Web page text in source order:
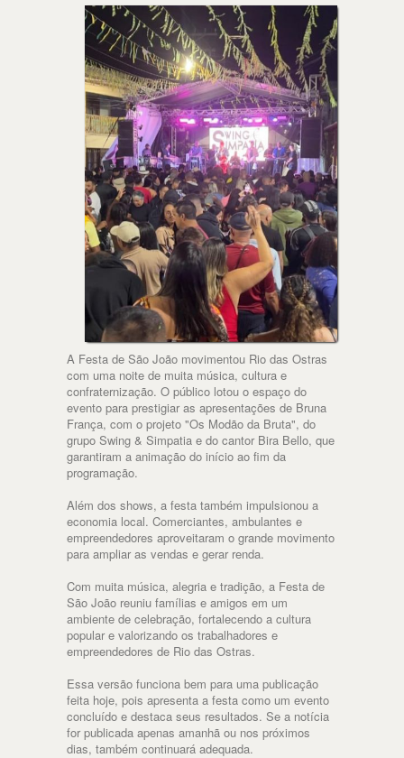
A Festa de São João movimentou Rio das Ostras
com uma noite de muita música, cultura e
confraternização. O público lotou o espaço do
evento para prestigiar as apresentações de Bruna
França, com o projeto "Os Modão da Bruta", do
grupo Swing & Simpatia e do cantor Bira Bello, que
garantiram a animação do início ao fim da
programação.
Além dos shows, a festa também impulsionou a
economia local. Comerciantes, ambulantes e
empreendedores aproveitaram o grande movimento
para ampliar as vendas e gerar renda.
Com muita música, alegria e tradição, a Festa de
São João reuniu famílias e amigos em um
ambiente de celebração, fortalecendo a cultura
popular e valorizando os trabalhadores e
empreendedores de Rio das Ostras.
Essa versão funciona bem para uma publicação
feita hoje, pois apresenta a festa como um evento
concluído e destaca seus resultados. Se a notícia
for publicada apenas amanhã ou nos próximos
dias, também continuará adequada.